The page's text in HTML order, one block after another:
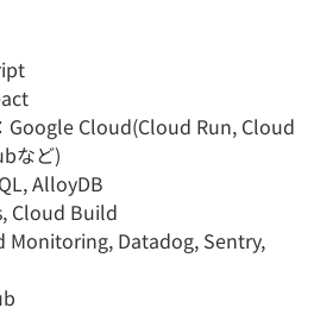
Google Cloud(Cloud Run, Cloud
など)
AlloyDB
Cloud Build
Monitoring, Datadog, Sentry,